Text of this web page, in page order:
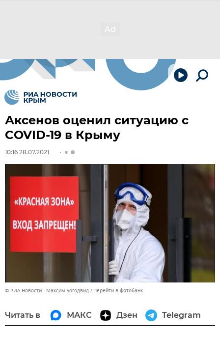
Аксенов оценил ситуацию с
COVID-19 в Крыму
10:16 28.07.2021
© РИА Новости . Максим Богодвид Перейти в фотобанк
Читать в МАКС Дзен Telegram